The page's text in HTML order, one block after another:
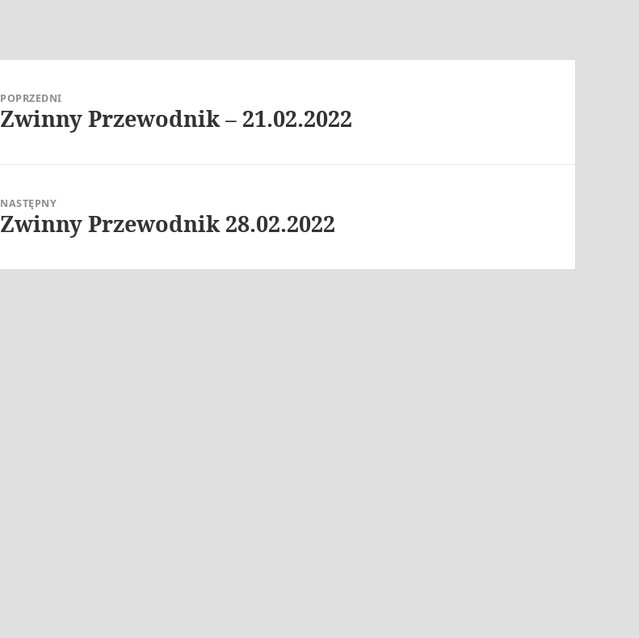
POPRZEDNI
Poprzedni
Zwinny Przewodnik – 21.02.2022
NASTĘPNY
Następny
Zwinny Przewodnik 28.02.2022